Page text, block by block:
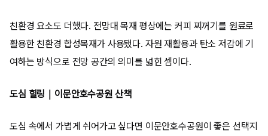
친환경 요소도 더했다. 전망대 목재 평상에는 커피 찌꺼기를 원료로
활용한 친환경 합성목재가 사용됐다. 자원 재활용과 탄소 저감에 기
여하는 방식으로 전망 공간의 의미를 넓힌 셈이다.
도심 힐링｜이문안호수공원 산책
도심 속에서 가볍게 쉬어가고 싶다면 이문안호수공원이 좋은 선택지